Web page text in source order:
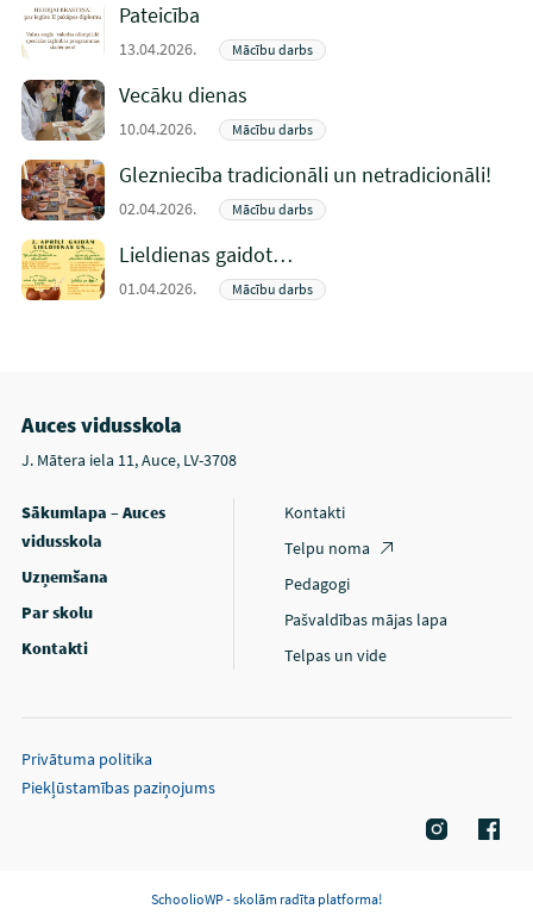
Pateicība
13.04.2026. Mācību darbs
Vecāku dienas
10.04.2026. Mācību darbs
Glezniecība tradicionāli un netradicionāli!
02.04.2026. Mācību darbs
Lieldienas gaidot…
01.04.2026. Mācību darbs
Auces vidusskola
J. Mātera iela 11, Auce, LV-3708
Sākumlapa – Auces
vidusskola
Uzņemšana
Par skolu
Kontakti
Kontakti
Telpu noma
Pedagogi
Pašvaldības mājas lapa
Telpas un vide
Privātuma politika
Piekļūstamības paziņojums
SchoolioWP - skolām radīta platforma!